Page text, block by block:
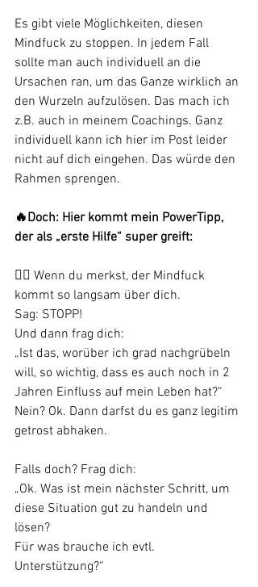
Es gibt viele Möglichkeiten, diesen
Mindfuck zu stoppen. In jedem Fall
sollte man auch individuell an die
Ursachen ran, um das Ganze wirklich an
den Wurzeln aufzulösen. Das mach ich
z.B. auch in meinem Coachings. Ganz
individuell kann ich hier im Post leider
nicht auf dich eingehen. Das würde den
Rahmen sprengen.
🔥Doch: Hier kommt mein PowerTipp,
der als „erste Hilfe“ super greift:
👉🏻 Wenn du merkst, der Mindfuck
kommt so langsam über dich.
Sag: STOPP!
Und dann frag dich:
„Ist das, worüber ich grad nachgrübeln
will, so wichtig, dass es auch noch in 2
Jahren Einfluss auf mein Leben hat?“
Nein? Ok. Dann darfst du es ganz legitim
getrost abhaken.
Falls doch? Frag dich:
„Ok. Was ist mein nächster Schritt, um
diese Situation gut zu handeln und
lösen?
Für was brauche ich evtl.
Unterstützung?“